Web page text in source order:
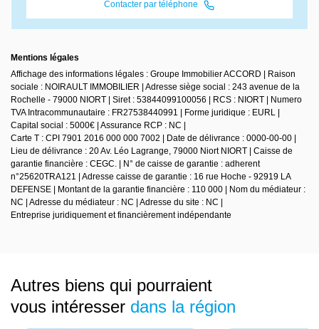
Contacter par téléphone
Mentions légales
Affichage des informations légales : Groupe Immobilier ACCORD | Raison
sociale : NOIRAULT IMMOBILIER | Adresse siège social : 243 avenue de la
Rochelle - 79000 NIORT | Siret : 53844099100056 | RCS : NIORT | Numero
TVA Intracommunautaire : FR27538440991 | Forme juridique : EURL |
Capital social : 5000€ | Assurance RCP : NC |
Carte T : CPI 7901 2016 000 000 7002 | Date de délivrance : 0000-00-00 |
Lieu de délivrance : 20 Av. Léo Lagrange, 79000 Niort NIORT | Caisse de
garantie financière : CEGC. | N° de caisse de garantie : adherent
n°25620TRA121 | Adresse caisse de garantie : 16 rue Hoche - 92919 LA
DEFENSE | Montant de la garantie financière : 110 000 | Nom du médiateur :
NC | Adresse du médiateur : NC | Adresse du site : NC |
Entreprise juridiquement et financièrement indépendante
Autres biens qui pourraient
vous intéresser dans la région